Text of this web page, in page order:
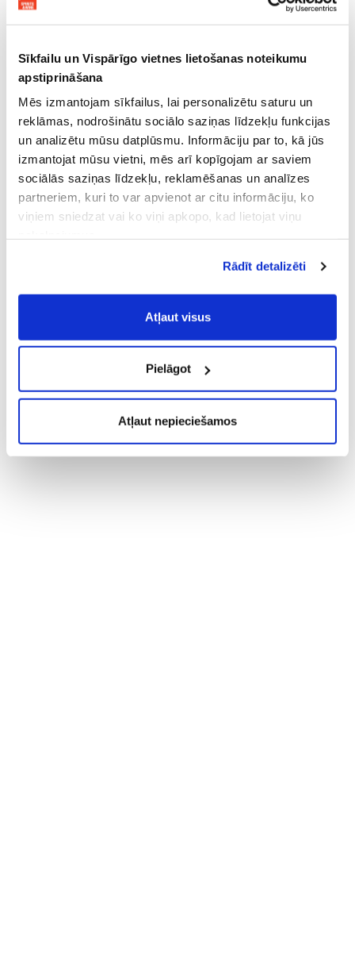
Sīkfailu un Vispārīgo vietnes lietošanas noteikumu
apstiprināšana
Mēs izmantojam sīkfailus, lai personalizētu saturu un
reklāmas, nodrošinātu sociālo saziņas līdzekļu funkcijas
un analizētu mūsu datplūsmu. Informāciju par to, kā jūs
izmantojat mūsu vietni, mēs arī kopīgojam ar saviem
sociālās saziņas līdzekļu, reklamēšanas un analīzes
partneriem, kuri to var apvienot ar citu informāciju, ko
viņiem sniedzat vai ko viņi apkopo, kad lietojat viņu
Vispārīgiem vietnes lietošanas
noteikumiem(saīsināti - VVLN).
Rādīt detalizēti
Atļaut visus
Pielāgot
Atļaut nepieciešamos